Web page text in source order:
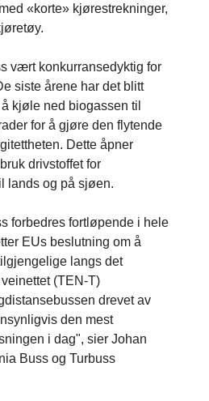
«korte» kjørestrekninger,
vært konkurransedyktig for
siste årene har det blitt
kjøle ned biogassen til
for å gjøre den flytende
Dette åpner
drivstoffet for
lands og på sjøen.
forbedres fortløpende i hele
EUs beslutning om å
langs det
(TEN-T)
drevet av
den mest
i dag", sier Johan
Buss og Turbuss